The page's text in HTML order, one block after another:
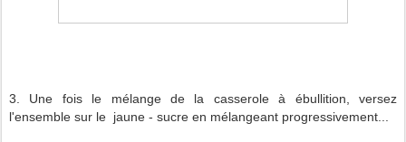
3. Une fois le mélange de la casserole à ébullition, versez
l'ensemble sur le jaune - sucre en mélangeant progressivement...